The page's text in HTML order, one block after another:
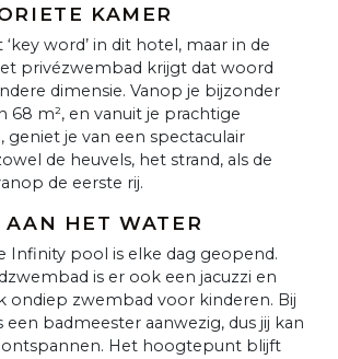
KAMER
word’ in dit hotel, maar in de
privézwembad krijgt dat woord
dimensie. Vanop je bijzonder
68 m², en vanuit je prachtige
geniet je van een spectaculair
de heuvels, het strand, als de
de eerste rij.
HET WATER
Infinity pool is elke dag geopend.
is er ook een jacuzzi en
ondiep zwembad voor kinderen. Bij
badmeester aanwezig, dus jij kan
ontspannen. Het hoogtepunt blijft